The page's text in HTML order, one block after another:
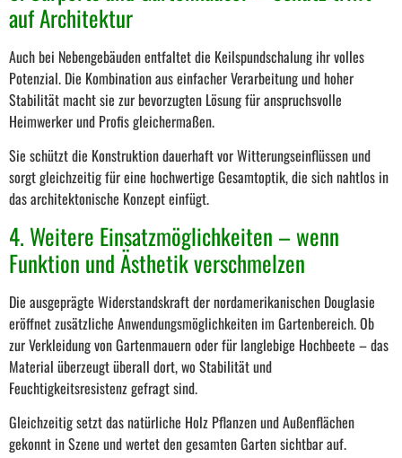
auf Architektur
Auch bei Nebengebäuden entfaltet die Keilspundschalung ihr volles
Potenzial. Die Kombination aus einfacher Verarbeitung und hoher
Stabilität macht sie zur bevorzugten Lösung für anspruchsvolle
Heimwerker und Profis gleichermaßen.
Sie schützt die Konstruktion dauerhaft vor Witterungseinflüssen und
sorgt gleichzeitig für eine hochwertige Gesamtoptik, die sich nahtlos in
das architektonische Konzept einfügt.
4. Weitere Einsatzmöglichkeiten – wenn
Funktion und Ästhetik verschmelzen
Die ausgeprägte Widerstandskraft der nordamerikanischen Douglasie
eröffnet zusätzliche Anwendungsmöglichkeiten im Gartenbereich. Ob
zur Verkleidung von Gartenmauern oder für langlebige Hochbeete – das
Material überzeugt überall dort, wo Stabilität und
Feuchtigkeitsresistenz gefragt sind.
Gleichzeitig setzt das natürliche Holz Pflanzen und Außenflächen
gekonnt in Szene und wertet den gesamten Garten sichtbar auf.